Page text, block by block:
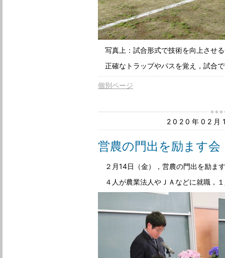
写真上：試合形式で技術を向上させ
正確なトラップやパスを覚え，試合
個別ページ
2020年02月
営農の門出を励ます会
２月14日（金），営農の門出を励ま
４人が農業法人やＪＡなどに就職，